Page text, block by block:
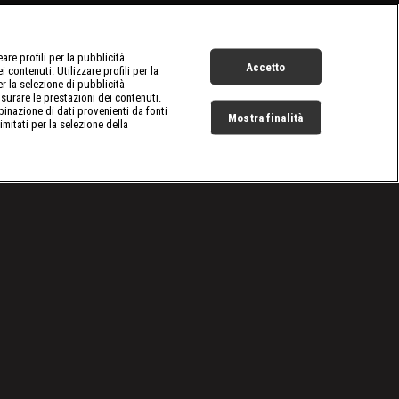
profili per la pubblicità
contenuti. Utilizzare profili per la
la selezione di pubblicità
le prestazioni dei contenuti.
di dati provenienti da fonti
per la selezione della
Accetto
Mostra finalità